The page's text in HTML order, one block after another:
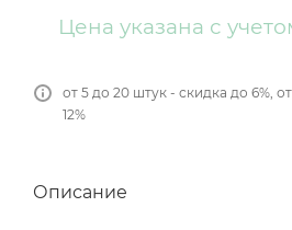
Цена указана с
от 5 до 20 штук - скидка до 6%,
12%
Описание